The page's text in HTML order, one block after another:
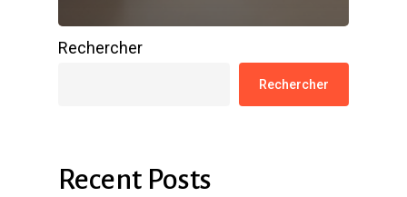
Rechercher
Rechercher
Recent Posts